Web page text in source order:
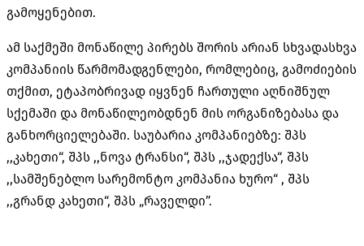
გამოყენებით.
ამ საქმეში მონაწილე პირებს შორის არიან სხვადასხვა
კომპანიის წარმომადგენლები, რომლებიც, გამოძიების
თქმით, ეტაპობრივად იყვნენ ჩართული აღნიშნულ
სქემაში და მონაწილეობდნენ მის ორგანიზებასა და
განხორციელებაში. საუბარია კომპანიებზე: შპს
,,კახეთი“, შპს ,,ნოვა ტრანსი“, შპს ,,ჯადექსა“, შპს
,,სამშენებლო სარემონტო კომპანია ხურო“ , შპს
,,გრანდ კახეთი“, შპს „რაველდი”.